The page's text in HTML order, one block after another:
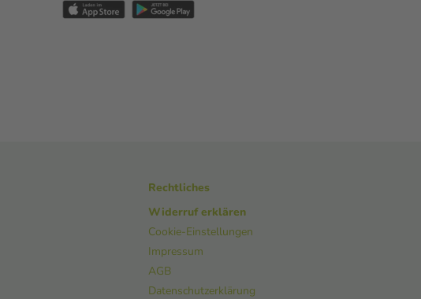
Rechtliches
Widerruf erklären
Cookie-Einstellungen
Impressum
AGB
Datenschutzerklärung